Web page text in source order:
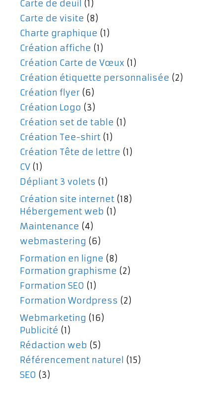
Carte de deuil (1)
Carte de visite (8)
Charte graphique (1)
Création affiche (1)
Création Carte de Vœux (1)
Création étiquette personnalisée (2)
Création flyer (6)
Création Logo (3)
Création set de table (1)
Création Tee-shirt (1)
Création Tête de lettre (1)
CV (1)
Dépliant 3 volets (1)
Création site internet (18)
Hébergement web (1)
Maintenance (4)
webmastering (6)
Formation en ligne (8)
Formation graphisme (2)
Formation SEO (1)
Formation Wordpress (2)
Webmarketing (16)
Publicité (1)
Rédaction web (5)
Référencement naturel (15)
SEO (3)